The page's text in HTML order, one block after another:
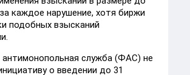
каждое нарушение, хотя биржи
подобных взысканий
служба (ФАС) не
о введении до 31